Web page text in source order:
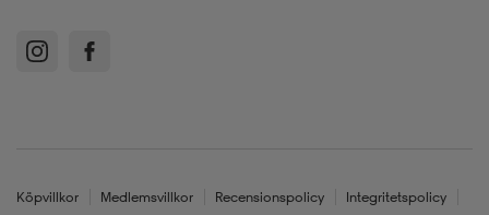
Köpvillkor Medlemsvillkor Recensionspolicy Integritetspolicy